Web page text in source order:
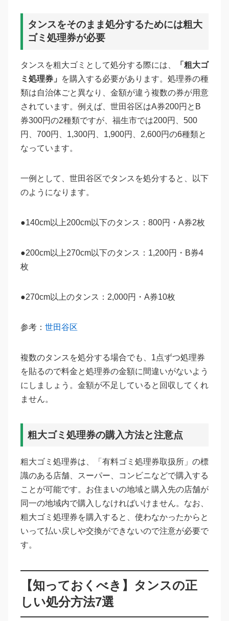
タンスをそのまま処分するためには粗大
ゴミ処理券が必要
タンスを粗大ゴミとして処分する際には、
「粗大ゴ
ミ処理券」
を購入する必要があります。処理券の種
類は自治体ごと異なり、金額が違う複数の券が用意
されています。例えば、世田谷区はA券200円とB
券300円の2種類ですが、福生市では200円、500
円、700円、1,300円、1,900円、2,600円の6種類と
なっています。
一例として、世田谷区でタンスを処分すると、以下
のようになります。
●140cm以上200cm以下のタンス：800円・A券2枚
●200cm以上270cm以下のタンス：1,200円・B券4
枚
●270cm以上のタンス：2,000円・A券10枚
参考： 世田谷区
複数のタンスを処分する場合でも、1点ずつ処理券
を貼るので料金と処理券の金額に間違いがないよう
にしましょう。金額が不足していると回収してくれ
ません。
粗大ゴミ処理券の購入方法と注意点
粗大ゴミ処理券は、「有料ゴミ処理券取扱所」の標
識のある店舗、スーパー、コンビニなどで購入する
ことが可能です。お住まいの地域と購入先の店舗が
同一の地域内で購入しなければいけません。なお、
粗大ゴミ処理券を購入すると、使わなかったからと
いって払い戻しや交換ができないので注意が必要で
す。
【知っておくべき】タンスの正
しい処分方法7選